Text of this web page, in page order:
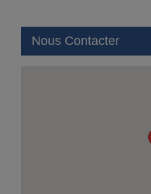
Nous Contacter